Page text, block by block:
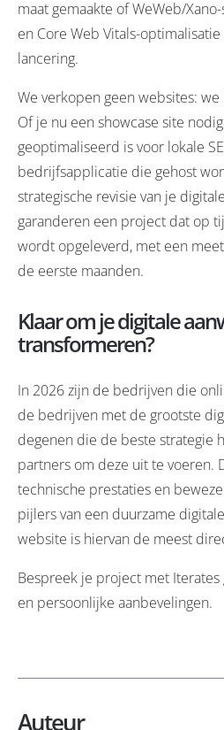
maat gemaakte of WeWeb/
en Core Web Vitals-
lancering.
We verkopen geen websites:
Of je nu een showcase site
geoptimaliseerd is voor lokale
bedrijfsapplicatie die gehost
strategische revisie van je
garanderen een project dat op
wordt opgeleverd, met een
de eerste maanden.
Klaar om je digitale
transformeren?
In 2026 zijn de bedrijven die
de bedrijven met de grootste
degenen die de beste strategie
partners om deze uit te voeren.
technische prestaties en
pijlers van een duurzame
website is hiervan de meest
Bespreek je project met Iterates
en persoonlijke aanbevelingen.
Auteur